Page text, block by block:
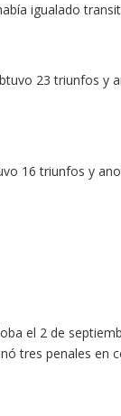
igualado
23 triunfos y
16 triunfos y
el 2 de
tres penales en